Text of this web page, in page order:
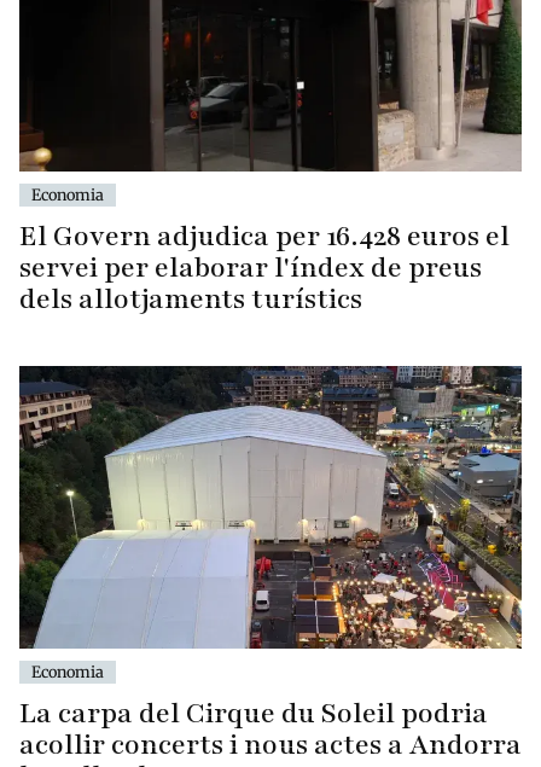
Economia
El Govern adjudica per 16.428 euros el
servei per elaborar l'índex de preus
dels allotjaments turístics
Economia
La carpa del Cirque du Soleil podria
acollir concerts i nous actes a Andorra